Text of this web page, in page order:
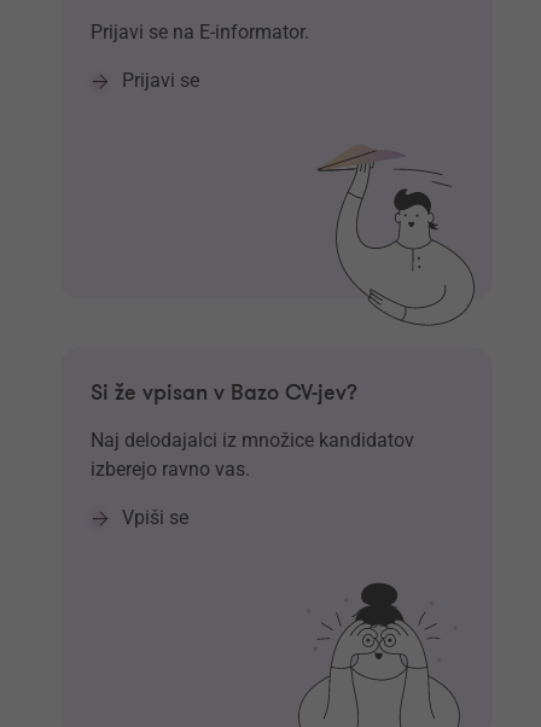
Prijavi se na E-informator.
Prijavi se
Si že vpisan v Bazo CV-jev?
Naj delodajalci iz množice kandidatov
izberejo ravno vas.
Vpiši se